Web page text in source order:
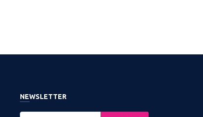
NEWSLETTER